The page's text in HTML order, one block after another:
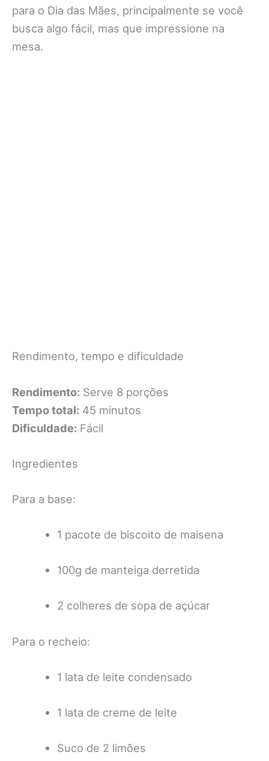
para o Dia das Mães, principalmente se você
busca algo fácil, mas que impressione na
mesa.
Rendimento, tempo e dificuldade
Rendimento: Serve 8 porções
Tempo total: 45 minutos
Dificuldade: Fácil
Ingredientes
Para a base:
1 pacote de biscoito de maisena
100g de manteiga derretida
2 colheres de sopa de açúcar
Para o recheio:
1 lata de leite condensado
1 lata de creme de leite
Suco de 2 limões